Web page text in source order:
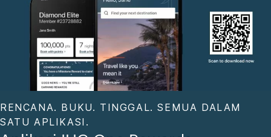
RENCANA. BUKU. TINGGAL. SEMUA DALAM
SATU APLIKASI.